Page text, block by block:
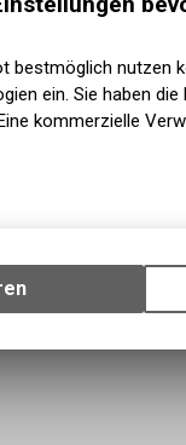
bestmöglich nutzen
ein. Sie haben
kommerzielle
die grundlegenden
Warenkorbs, zu